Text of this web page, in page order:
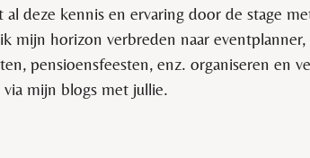
deze kennis en ervaring door de stage
mijn horizon verbreden naar
pensioensfeesten, enz. organiseren en
mijn blogs met jullie.